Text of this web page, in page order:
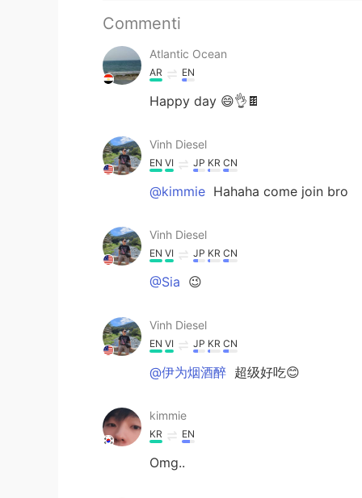
Commenti
Atlantic Ocean
AR EN
Happy day 😄👌🍫
Vinh Diesel
EN VI JP KR CN
@kimmie Hahaha come join bro
Vinh Diesel
EN VI JP KR CN
@Sia 😉
Vinh Diesel
EN VI JP KR CN
@伊为烟酒醉 超级好吃😊
kimmie
KR EN
Omg..